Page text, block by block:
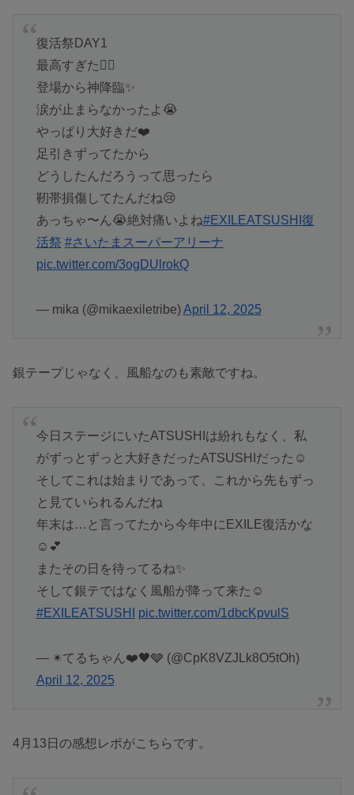
復活祭DAY1
最高すぎた❤️‍🔥
登場から神降臨✨
涙が止まらなかったよ😭
やっぱり大好きだ❤️
足引きずってたから
どうしたんだろうって思ったら
靭帯損傷してたんだね😢
あっちゃ〜ん😭絶対痛いよね#EXILEATSUSHI復
活祭 #さいたまスーパーアリーナ
pic.twitter.com/3ogDUlrokQ
— mika (@mikaexiletribe)April 12, 2025
銀テープじゃなく、風船なのも素敵ですね。
今日ステージにいたATSUSHIは紛れもなく、私
がずっとずっと大好きだったATSUSHIだった☺️
そしてこれは始まりであって、これから先もずっ
と見ていられるんだね
年末は…と言ってたから今年中にEXILE復活かな
☺️💕
またその日を待ってるね✨
そして銀テではなく風船が降って来た☺️
#EXILEATSUSHI
pic.twitter.com/1dbcKpvulS
— ✴︎てるちゃん❤️🖤🩶 (@CpK8VZJLk8O5tOh)
April 12, 2025
4月13日の感想レポがこちらです。